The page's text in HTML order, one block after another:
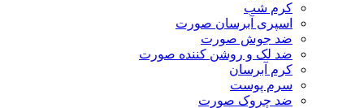
کرم شب
اسپری آبرسان صورت
ضد جوش صورت
ضد لک و روشن کننده صورت
کرم آبرسان
سرم پوست
ضد چروک صورت